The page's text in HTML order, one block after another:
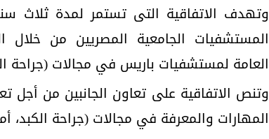
وتهدف الاتفاقية التى تستمر لمدة ثلاث
المستشفيات الجامعية المصريين من خلال
العامة لمستشفيات باريس في مجالات (جراحة
وتنص الاتفاقية على تعاون الجانبين من أجل
المهارات والمعرفة في مجالات (جراحة الكبد،